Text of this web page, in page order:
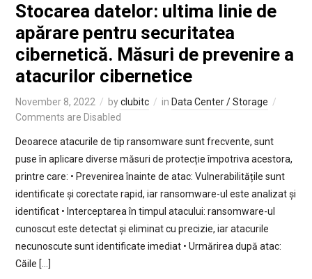
Stocarea datelor: ultima linie de
apărare pentru securitatea
cibernetică. Măsuri de prevenire a
atacurilor cibernetice
November 8, 2022 byclubitc in Data Center / Storage
Comments are Disabled
Deoarece atacurile de tip ransomware sunt frecvente, sunt
puse în aplicare diverse măsuri de protecție împotriva acestora,
printre care: • Prevenirea înainte de atac: Vulnerabilitățile sunt
identificate și corectate rapid, iar ransomware-ul este analizat și
identificat • Interceptarea în timpul atacului: ransomware-ul
cunoscut este detectat și eliminat cu precizie, iar atacurile
necunoscute sunt identificate imediat • Urmărirea după atac:
Căile […]